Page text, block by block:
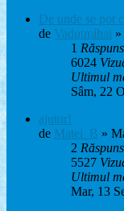
De unde se pot
de Vadutmihai
1
6024
Ultimul
Sâm, 22
ajutor!
de Matei_B »
2
5527
Ultimul
Mar, 13